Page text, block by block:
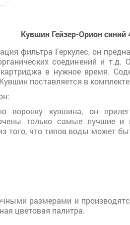
Кувшин Гейзер-Орион синий
фильтра Геркулес, он
соединений и т.д.
в нужное время.
поставляется в
воронку кувшина, он
только самые лучшие
того, что типов воды может
размерами и
цветовая палитра.